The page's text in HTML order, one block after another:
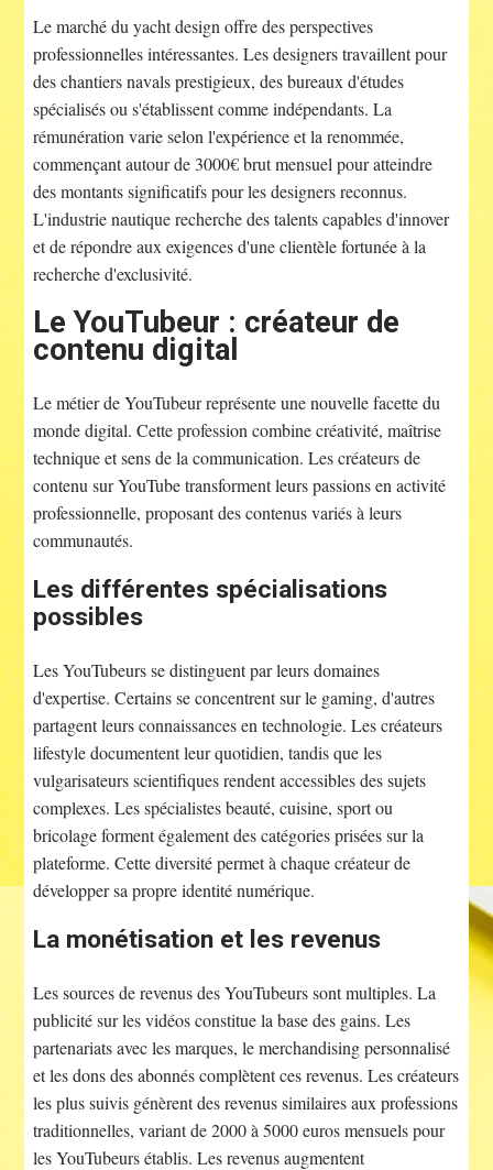
Le marché du yacht design offre des perspectives
professionnelles intéressantes. Les designers travaillent pour
des chantiers navals prestigieux, des bureaux d'études
spécialisés ou s'établissent comme indépendants. La
rémunération varie selon l'expérience et la renommée,
commençant autour de 3000€ brut mensuel pour atteindre
des montants significatifs pour les designers reconnus.
L'industrie nautique recherche des talents capables d'innover
et de répondre aux exigences d'une clientèle fortunée à la
recherche d'exclusivité.
Le YouTubeur : créateur de
contenu digital
Le métier de YouTubeur représente une nouvelle facette du
monde digital. Cette profession combine créativité, maîtrise
technique et sens de la communication. Les créateurs de
contenu sur YouTube transforment leurs passions en activité
professionnelle, proposant des contenus variés à leurs
communautés.
Les différentes spécialisations
possibles
Les YouTubeurs se distinguent par leurs domaines
d'expertise. Certains se concentrent sur le gaming, d'autres
partagent leurs connaissances en technologie. Les créateurs
lifestyle documentent leur quotidien, tandis que les
vulgarisateurs scientifiques rendent accessibles des sujets
complexes. Les spécialistes beauté, cuisine, sport ou
bricolage forment également des catégories prisées sur la
plateforme. Cette diversité permet à chaque créateur de
développer sa propre identité numérique.
La monétisation et les revenus
Les sources de revenus des YouTubeurs sont multiples. La
publicité sur les vidéos constitue la base des gains. Les
partenariats avec les marques, le merchandising personnalisé
et les dons des abonnés complètent ces revenus. Les créateurs
les plus suivis génèrent des revenus similaires aux professions
traditionnelles, variant de 2000 à 5000 euros mensuels pour
les YouTubeurs établis. Les revenus augmentent